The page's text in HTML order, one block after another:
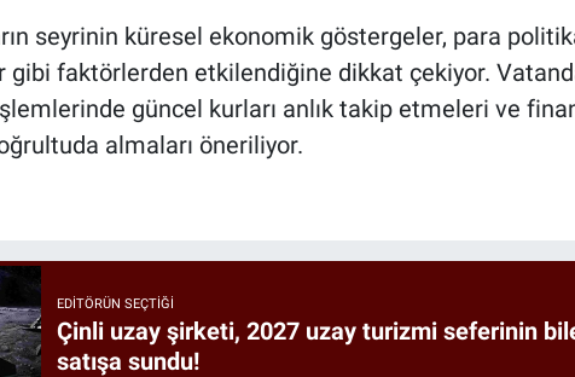
seyrinin küresel ekonomik göstergeler, para
gibi faktörlerden etkilendiğine dikkat çekiyor.
güncel kurları anlık takip etmeleri ve
almaları öneriliyor.
EDITÖRÜN SEÇTIĞI
Çinli uzay şirketi, 2027 uzay turizmi seferinin
satışa sundu!